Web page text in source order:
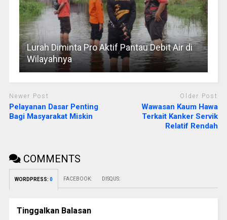
Lurah Diminta Pro Aktif Pantau Debit Air di
Wilayahnya
Newer Post
Pelayanan Dasar Penting
Bagi Masyarakat Miskin
Older Post
Wawasan Kaum Hawa
Terkait Kanker Servik
Relatif Rendah
COMMENTS
WORDPRESS: 0 FACEBOOK: DISQUS:
Tinggalkan Balasan